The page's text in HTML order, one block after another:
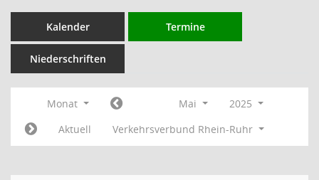
Kalender Termine
Niederschriften
Monat Mai
2025
Aktuell
Verkehrsverbund Rhein-Ruhr